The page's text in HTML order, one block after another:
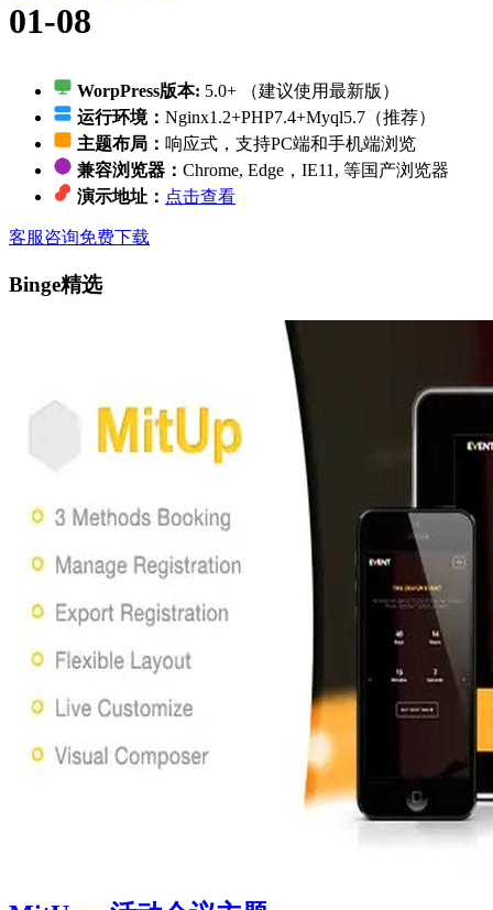
01-08
WorpPress版本: 5.0+ （建议使用最新版）
运行环境： Nginx1.2+PHP7.4+Myql5.7（推荐）
主题布局： 响应式，支持PC端和手机端浏览
兼容浏览器： Chrome, Edge，IE11, 等国产浏览器
演示地址： 点击查看
客服咨询免费下载
Binge精选